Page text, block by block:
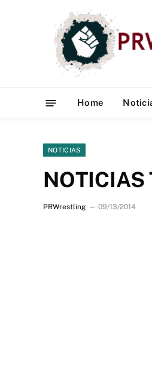
Home
NOTICIAS
NOTICIAS
PRWrestling 09/13/2014